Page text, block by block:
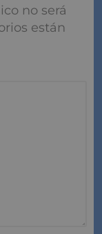
no será
están